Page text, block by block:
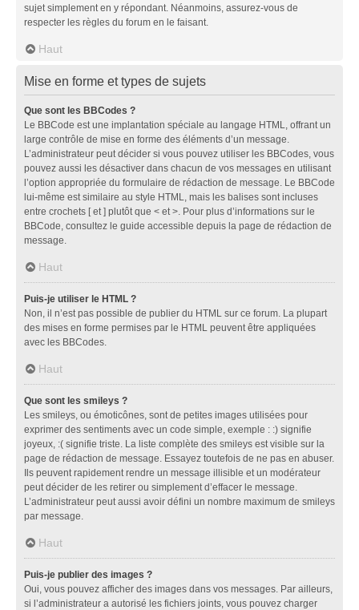
sujet simplement en y répondant. Néanmoins, assurez-vous de
respecter les règles du forum en le faisant.
Haut
Mise en forme et types de sujets
Que sont les BBCodes ?
Le BBCode est une implantation spéciale au langage HTML, offrant un
large contrôle de mise en forme des éléments d’un message.
L’administrateur peut décider si vous pouvez utiliser les BBCodes, vous
pouvez aussi les désactiver dans chacun de vos messages en utilisant
l’option appropriée du formulaire de rédaction de message. Le BBCode
lui-même est similaire au style HTML, mais les balises sont incluses
entre crochets [ et ] plutôt que < et >. Pour plus d’informations sur le
BBCode, consultez le guide accessible depuis la page de rédaction de
message.
Haut
Puis-je utiliser le HTML ?
Non, il n’est pas possible de publier du HTML sur ce forum. La plupart
des mises en forme permises par le HTML peuvent être appliquées
avec les BBCodes.
Haut
Que sont les smileys ?
Les smileys, ou émoticônes, sont de petites images utilisées pour
exprimer des sentiments avec un code simple, exemple : :) signifie
joyeux, :( signifie triste. La liste complète des smileys est visible sur la
page de rédaction de message. Essayez toutefois de ne pas en abuser.
Ils peuvent rapidement rendre un message illisible et un modérateur
peut décider de les retirer ou simplement d’effacer le message.
L’administrateur peut aussi avoir défini un nombre maximum de smileys
par message.
Haut
Puis-je publier des images ?
Oui, vous pouvez afficher des images dans vos messages. Par ailleurs,
si l’administrateur a autorisé les fichiers joints, vous pouvez charger